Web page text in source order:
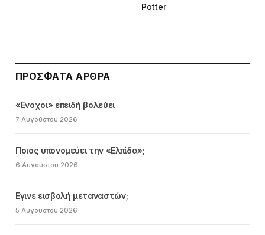
Potter
ΠΡΌΣΦΑΤΑ ΆΡΘΡΑ
«Ενοχοι» επειδή βολεύει
7 Αυγούστου 2026
Ποιος υπονομεύει την «Ελπίδα»;
6 Αυγούστου 2026
Εγινε εισβολή μεταναστών;
5 Αυγούστου 2026